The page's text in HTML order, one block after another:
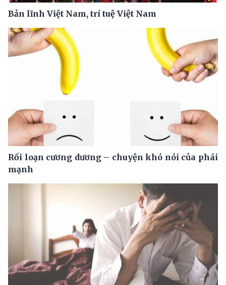
Bản lĩnh Việt Nam, trí tuệ Việt Nam
Rối loạn cương dương – chuyện khó nói của phái
mạnh